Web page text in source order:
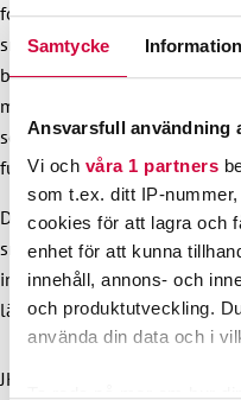
Samtycke Information
Ansvarsfull användning
Vi och våra 1 partners
som t.ex. ditt IP-
cookies för att lagra och
enhet för att kunna
innehåll, annons- och
och produktutveckling.
använda din data och i
Ta reda på mer om hur
fortfarande var i
småbarnspedagogikens
behöva fundera på om
med personal idag eller
som gäller dagisets
funktionalitet.
Det går inte att tala
småbarnspedagogiken. Och
innan situationen är löst.
längre, det är helt klart. Våra
JHL deltar idag i ett